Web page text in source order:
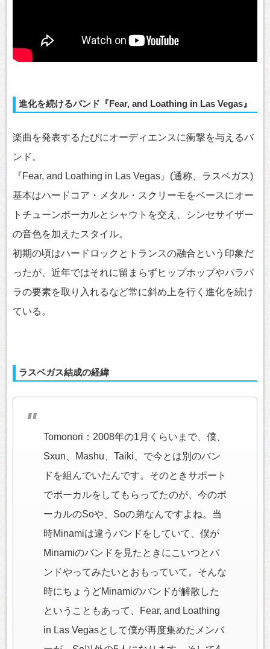
進化を続けるバンド『Fear, and Loathing in Las Vegas』
楽曲を発表するたびにオーディエンスに衝撃を与えるバ
ンド。
『Fear, and Loathing in Las Vegas』(通称、ラスベガス)
基本はハードコア・メタル・スクリーモをベースにオー
トチューンボーカルとシャウトを交え、シンセサイザー
の音色を加えたスタイル。
初期の頃はハードロックとトランスの融合という印象だ
ったが、近年ではそれに留まらずヒップホップやパラパ
ラの要素を取り入れるなど常に斜め上を行く進化を続け
ている。
ラスベガス結成の経緯
Tomonori：2008年の1月くらいまで、僕、
Sxun、Mashu、Taiki、で今とは別のバン
ドを組んでいたんです。そのときサポート
でボーカルをしてもらってたのが、今のボ
ーカルのSoや、Soの弟なんですよね。当
時Minamiは違うバンドをしていて、僕が
Minamiのバンドを見たときにこいつとバ
ンドやってみたいとおもっていて。そんな
時にちょうどMinamiのバンドが解散した
ということもあって、Fear, and Loathing
in Las Vegasとして僕が再度集めたメンバ